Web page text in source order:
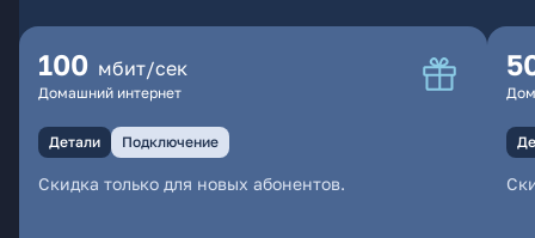
100 мбит/сек
Домашний интернет
Детали Подключение
Скидка только для новых абонентов.